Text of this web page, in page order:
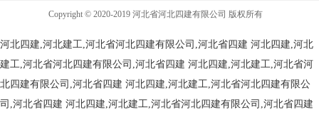
Copyright © 2020-2019 河北省河北四建有限公司 版权所有
河北四建,河北建工,河北省河北四建有限公司,河北省四建 河北四建,河北
建工,河北省河北四建有限公司,河北省四建 河北四建,河北建工,河北省河
北四建有限公司,河北省四建 河北四建,河北建工,河北省河北四建有限公
司,河北省四建 河北四建,河北建工,河北省河北四建有限公司,河北省四建